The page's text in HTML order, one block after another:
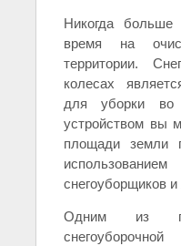
Никогда больше
время на
территории.
колесах
для уборки
устройством вы
площади земли
снегоуборщиков и
Одним из